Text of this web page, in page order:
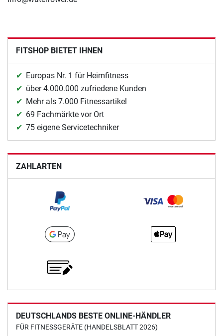
FITSHOP BIETET IHNEN
Europas Nr. 1 für Heimfitness
über 4.000.000 zufriedene Kunden
Mehr als 7.000 Fitnessartikel
69 Fachmärkte vor Ort
75 eigene Servicetechniker
ZAHLARTEN
DEUTSCHLANDS BESTE ONLINE-HÄNDLER
FÜR FITNESSGERÄTE (HANDELSBLATT 2026)